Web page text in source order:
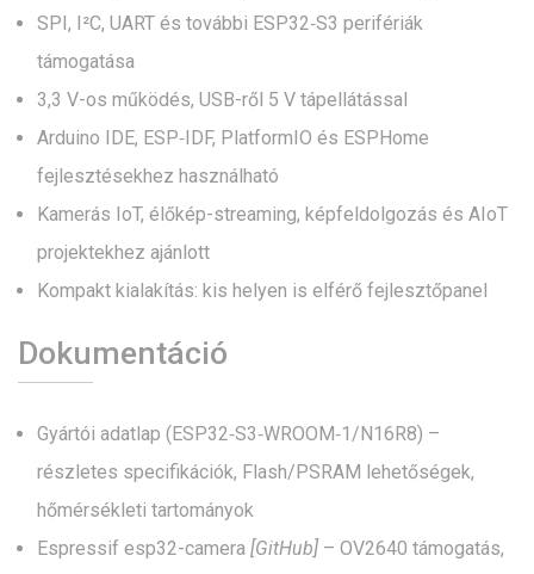
SPI, I²C, UART és további ESP32‑S3 perifériák
támogatása
3,3 V-os működés, USB-ről 5 V tápellátással
Arduino IDE, ESP‑IDF, PlatformIO és ESPHome
fejlesztésekhez használható
Kamerás IoT, élőkép-streaming, képfeldolgozás és AIoT
projektekhez ajánlott
Kompakt kialakítás: kis helyen is elférő fejlesztőpanel
Dokumentáció
Gyártói adatlap (ESP32‑S3‑WROOM‑1/N16R8) –
részletes specifikációk, Flash/PSRAM lehetőségek,
hőmérsékleti tartományok
Espressif esp32-camera [GitHub] – OV2640 támogatás,